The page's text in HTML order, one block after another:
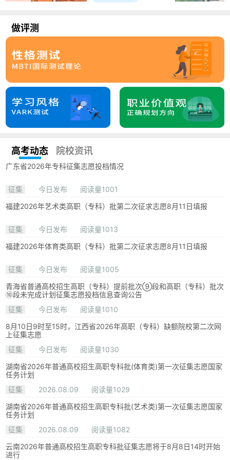
做评测
高考动态 院校资讯
广东省2026年专科征集志愿投档情况
征集 今日发布
阅读量1001
福建2026年艺术类高职（专科）批第二次征求志愿8月11日填报
征集 今日发布
阅读量1013
福建2026年体育类高职（专科）批第二次征求志愿8月11日填报
征集 今日发布
阅读量1005
青海省普通高校招生高职（专科）提前批次⑨段和高职（专科）批次
⑩段未完成计划征集志愿投档信息查询公告
征集
今日发布
阅读量1010
8月10日9时至15时，江西省2026年高职（专科）缺额院校第二次网
上征集志愿
征集
今日发布
阅读量1030
湖南省2026年普通高校招生高职专科批(体育类)第一次征集志愿国家
任务计划
征集
2026.08.09
阅读量1029
湖南省2026年普通高校招生高职专科批(艺术类)第一次征集志愿国家
任务计划
征集
2026.08.09
阅读量1082
云南2026年普通高校招生高职专科批征集志愿将于8月8日14时开始
进行